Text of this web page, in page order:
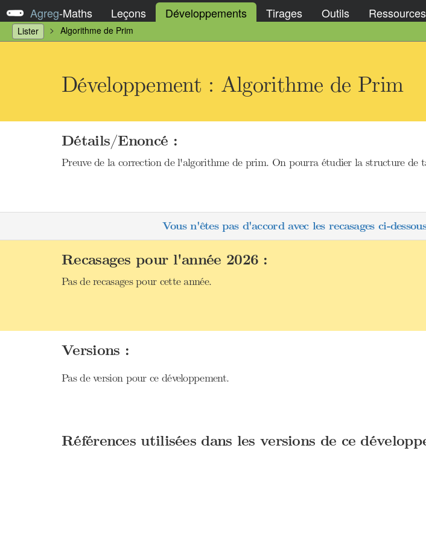
Agreg-Maths Leçons Développements Tirages Outils Ressources
Lister Algorithme de Prim
Développement : Algorithme de Prim
Détails/Enoncé :
Preuve de la correction de l'algorithme de prim. On pourra étudier la structure de
Vous n'êtes pas d'accord avec les recasages ci-
Recasages pour l'année 2026 :
Pas de recasages pour cette année.
Versions :
Pas de version pour ce développement.
Références utilisées dans les versions de ce